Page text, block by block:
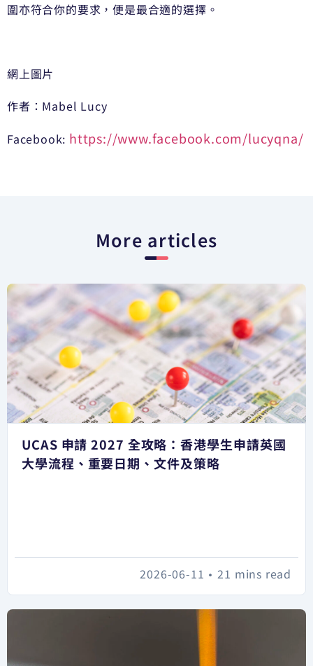
圍亦符合你的要求，便是最合適的選擇。
網上圖片
作者：Mabel Lucy
Facebook: https://www.facebook.com/lucyqna/
More articles
UCAS 申請 2027 全攻略：香港學生申請英國
大學流程、重要日期、文件及策略
21 mins read
•
2026-06-11